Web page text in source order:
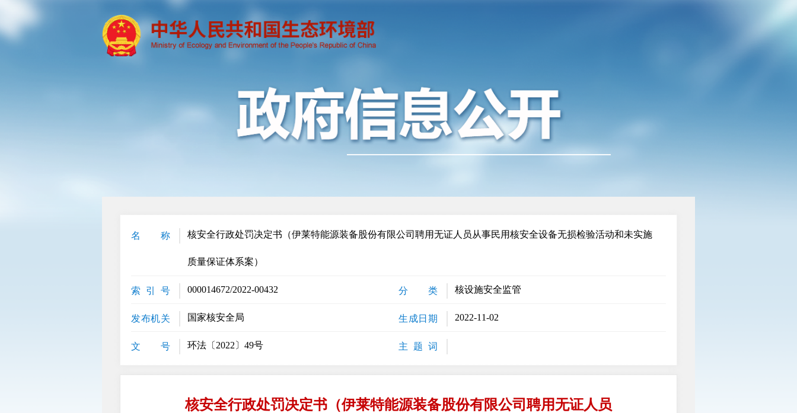
名 称 核安全行政处罚决定书（伊莱特能源装备股份有限公司聘用无证人员从事民用核安全设备无损检验活动和未实施
质量保证体系案）
索 引 号 000014672/2022-00432 分 类 核设施安全监管
发布机关 国家核安全局 生成日期 2022-11-02
文 号 环法〔2022〕49号 主 题 词
核安全行政处罚决定书（伊莱特能源装备股份有限公司聘用无证人员